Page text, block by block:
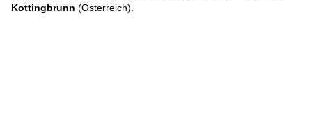
Kottingbrunn (Österreich).